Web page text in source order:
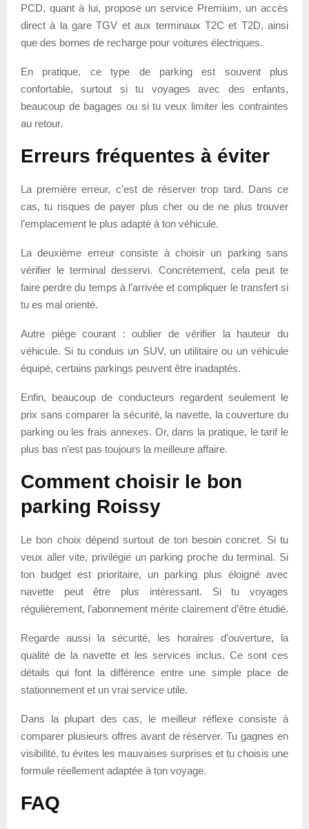
PCD, quant à lui, propose un service Premium, un accès
direct à la gare TGV et aux terminaux T2C et T2D, ainsi
que des bornes de recharge pour voitures électriques.
En pratique, ce type de parking est souvent plus
confortable, surtout si tu voyages avec des enfants,
beaucoup de bagages ou si tu veux limiter les contraintes
au retour.
Erreurs fréquentes à éviter
La première erreur, c’est de réserver trop tard. Dans ce
cas, tu risques de payer plus cher ou de ne plus trouver
l’emplacement le plus adapté à ton véhicule.
La deuxième erreur consiste à choisir un parking sans
vérifier le terminal desservi. Concrètement, cela peut te
faire perdre du temps à l’arrivée et compliquer le transfert si
tu es mal orienté.
Autre piège courant : oublier de vérifier la hauteur du
véhicule. Si tu conduis un SUV, un utilitaire ou un véhicule
équipé, certains parkings peuvent être inadaptés.
Enfin, beaucoup de conducteurs regardent seulement le
prix sans comparer la sécurité, la navette, la couverture du
parking ou les frais annexes. Or, dans la pratique, le tarif le
plus bas n’est pas toujours la meilleure affaire.
Comment choisir le bon
parking Roissy
Le bon choix dépend surtout de ton besoin concret. Si tu
veux aller vite, privilégie un parking proche du terminal. Si
ton budget est prioritaire, un parking plus éloigné avec
navette peut être plus intéressant. Si tu voyages
régulièrement, l’abonnement mérite clairement d’être étudié.
Regarde aussi la sécurité, les horaires d’ouverture, la
qualité de la navette et les services inclus. Ce sont ces
détails qui font la différence entre une simple place de
stationnement et un vrai service utile.
Dans la plupart des cas, le meilleur réflexe consiste à
comparer plusieurs offres avant de réserver. Tu gagnes en
visibilité, tu évites les mauvaises surprises et tu choisis une
formule réellement adaptée à ton voyage.
FAQ